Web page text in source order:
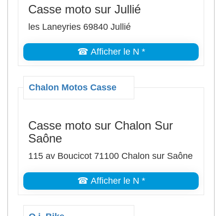
Casse moto sur Jullié
les Laneyries 69840 Jullié
☎ Afficher le N *
Chalon Motos Casse
Casse moto sur Chalon Sur
Saône
115 av Boucicot 71100 Chalon sur Saône
☎ Afficher le N *